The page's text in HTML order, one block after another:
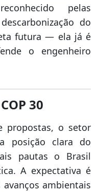
pelas
do
futura — ela já é
o engenheiro
30
propostas, o setor
posição clara do
pautas o Brasil
A expectativa é
ambientais